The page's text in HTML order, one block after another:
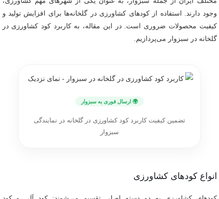
وجود دارند. استفاده از کودهای کشاورزی در گلخانه‌ها برای افزایش تولید و
کیفیت محصولات ضروری است. در این مقاله، به کاربرد کود کشاورزی در
گلخانه در سبزوار می‌پردازیم.
🌍 ارسال فوری به سبزوار
تضمین کیفیت کاربرد کود کشاورزی در گلخانه در نمایندگی
سبزوار
انواع کودهای کشاورزی